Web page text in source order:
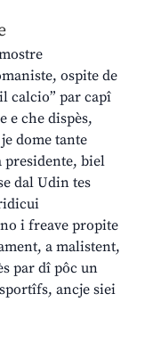
ospite de
calcio” par capî
e che dispès,
dome tante
presidente, biel
dal Udin tes
i freave propite
a malistent,
par dî pôc un
ancje siei